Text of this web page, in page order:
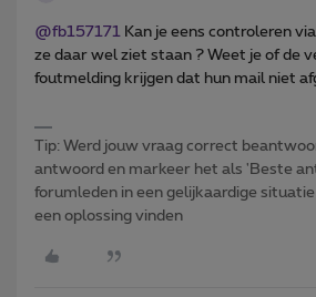
@fb157171 Kan je eens controleren
ze daar wel ziet staan ? Weet je of de
foutmelding krijgen dat hun mail niet
Tip: Werd jouw vraag correct
antwoord en markeer het als 'Beste
forumleden in een gelijkaardige
een oplossing vinden